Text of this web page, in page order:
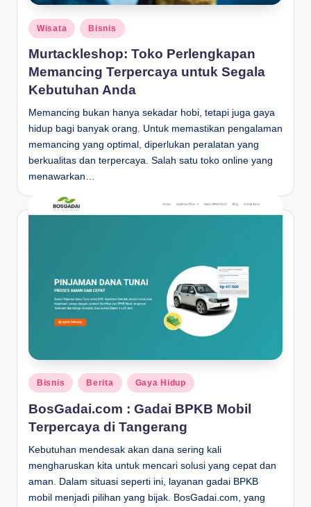
Posted
in
Wisata Bisnis
Murtackleshop: Toko Perlengkapan
Memancing Terpercaya untuk Segala
Kebutuhan Anda
Memancing bukan hanya sekadar hobi, tetapi juga gaya
hidup bagi banyak orang. Untuk memastikan pengalaman
memancing yang optimal, diperlukan peralatan yang
berkualitas dan terpercaya. Salah satu toko online yang
menawarkan…
Posted
in
Bisnis Berita Gaya Hidup
BosGadai.com : Gadai BPKB Mobil
Terpercaya di Tangerang
Kebutuhan mendesak akan dana sering kali
mengharuskan kita untuk mencari solusi yang cepat dan
aman. Dalam situasi seperti ini, layanan gadai BPKB
mobil menjadi pilihan yang bijak. BosGadai.com, yang